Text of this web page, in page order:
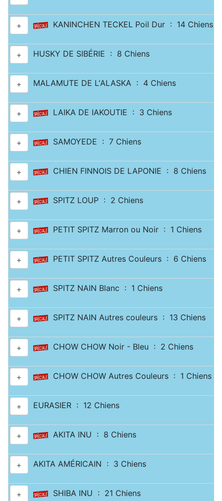
+ KANINCHEN TECKEL Poil Dur : 14 Chiens
+ HUSKY DE SIBÉRIE : 8 Chiens
+ MALAMUTE DE L'ALASKA : 4 Chiens
+ LAIKA DE IAKOUTIE : 3 Chiens
+ SAMOYEDE : 7 Chiens
+ CHIEN FINNOIS DE LAPONIE : 8 Chiens
+ SPITZ LOUP : 2 Chiens
+ PETIT SPITZ Marron ou Noir : 1 Chiens
+ PETIT SPITZ Autres Couleurs : 6 Chiens
+ SPITZ NAIN Blanc : 1 Chiens
+ SPITZ NAIN Autres couleurs : 13 Chiens
+ CHOW CHOW Noir - Bleu : 2 Chiens
+ CHOW CHOW Autres Couleurs : 1 Chiens
+ EURASIER : 12 Chiens
+ AKITA INU : 8 Chiens
+ AKITA AMÉRICAIN : 3 Chiens
+ SHIBA INU : 21 Chiens